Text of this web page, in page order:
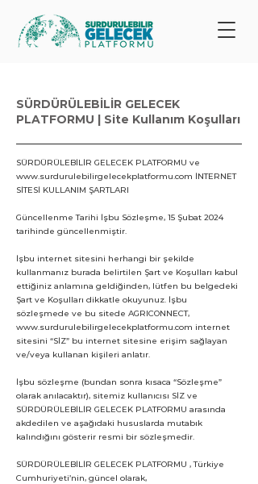
SÜRDÜRÜLEBİLİR GELECEK
PLATFORMU | Site Kullanım Koşulları
SÜRDÜRÜLEBİLİR GELECEK PLATFORMU ve
www.surdurulebilirgelecekplatformu.com İNTERNET
SİTESİ KULLANIM ŞARTLARI
Güncellenme Tarihi İşbu Sözleşme, 15 Şubat 2024
tarihinde güncellenmiştir.
İşbu internet sitesini herhangi bir şekilde
kullanmanız burada belirtilen Şart ve Koşulları kabul
ettiğiniz anlamına geldiğinden, lütfen bu belgedeki
Şart ve Koşulları dikkatle okuyunuz. İşbu
sözleşmede ve bu sitede AGRICONNECT,
www.surdurulebilirgelecekplatformu.com internet
sitesini “SİZ” bu internet sitesine erişim sağlayan
ve/veya kullanan kişileri anlatır.
İşbu sözleşme (bundan sonra kısaca “Sözleşme”
olarak anılacaktır), sitemiz kullanıcısı SİZ ve
SÜRDÜRÜLEBİLİR GELECEK PLATFORMU arasında
akdedilen ve aşağıdaki hususlarda mutabık
kalındığını gösterir resmi bir sözleşmedir.
SÜRDÜRÜLEBİLİR GELECEK PLATFORMU , Türkiye
Cumhuriyeti’nin, güncel olarak,